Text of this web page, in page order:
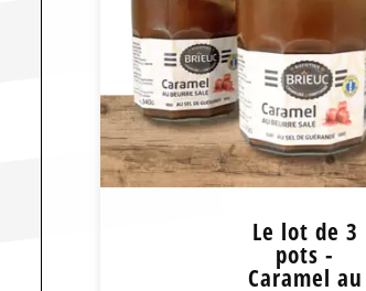
Le lot de 3
pots -
Caramel au